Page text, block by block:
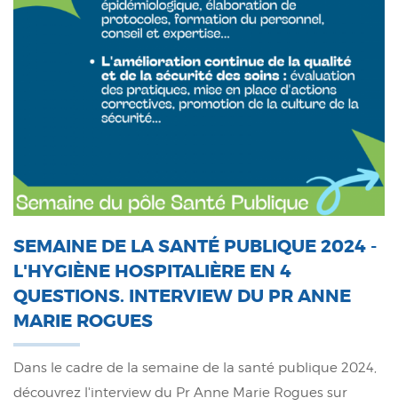
SEMAINE DE LA SANTÉ PUBLIQUE 2024 -
L'HYGIÈNE HOSPITALIÈRE EN 4
QUESTIONS. INTERVIEW DU PR ANNE
MARIE ROGUES
Dans le cadre de la semaine de la santé publique 2024,
découvrez l'interview du Pr Anne Marie Rogues sur